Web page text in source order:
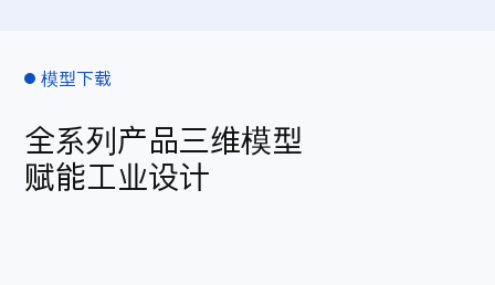
模型下载
全系列产品三维模型
赋能工业设计